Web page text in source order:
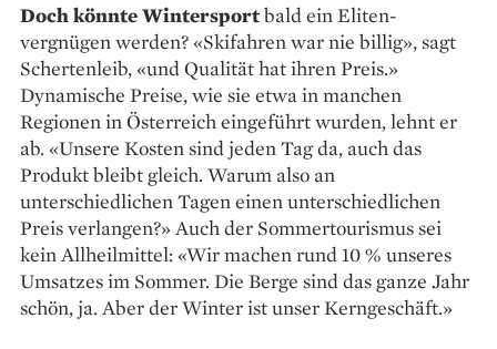
Doch könnte Wintersportbald ein Eliten­
vergnügen werden? «Skifahren war nie billig», sagt
Schertenleib, «und Qualität hat ihren Preis.»
Dynamische Preise, wie sie etwa in manchen
Regionen in Österreich eingeführt wurden, lehnt er
ab. «Unsere Kosten sind jeden Tag da, auch das
Produkt bleibt gleich. Warum also an
unterschiedlichen Tagen einen unterschiedlichen
Preis verlangen?» Auch der Sommertourismus sei
kein Allheilmittel: «Wir machen rund 10 % unseres
Umsatzes im Sommer. Die Berge sind das ganze Jahr
schön, ja. Aber der Winter ist unser Kern­geschäft.»